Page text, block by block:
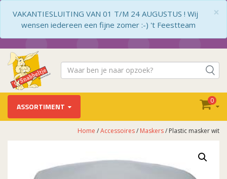
×
VAKANTIESLUITING VAN 01 T/M 24 AUGUSTUS ! Wij
wensen iedereen een fijne zomer :-) 't Feestteam
ASSORTIMENT
0
Home /Accessoires/ Maskers/ Plastic masker wit